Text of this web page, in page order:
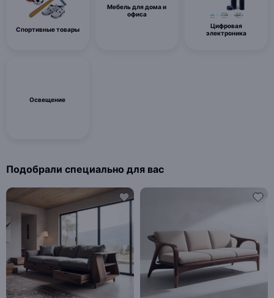
Спортивные товары
Мебель для дома и
офиса
Цифровая
электроника
Освещение
Подобрали специально для вас